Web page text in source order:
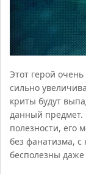
Этот герой
сильно
криты будут
данный предмет.
полезности, его
без фанатизма, с
бесполезны даже